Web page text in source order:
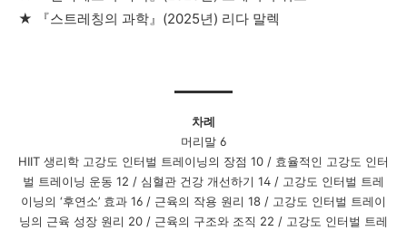
★ 『스트레칭의 과학 』 (2025년) 리다 말렉
차례
머리말 6
HIIT 생리학 고강도 인터벌 트레이닝의 장점 10 / 효율적인 고강도 인터
벌 트레이닝 운동 12 / 심혈관 건강 개선하기 14 / 고강도 인터벌 트레
이닝의 ‘후연소’ 효과 16 / 근육의 작용 원리 18 / 고강도 인터벌 트레이
닝의 근육 성장 원리 20 / 근육의 구조와 조직 22 / 고강도 인터벌 트레